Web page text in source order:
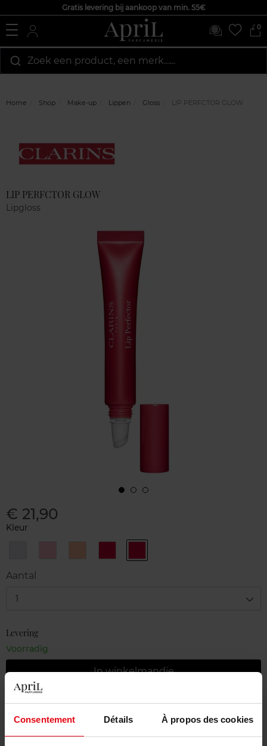
Consentement Détails À propos des cookies
Gratis levering bij aankoop van min. 55€
0
Zoek een product, een merk…...
Home Shop Make-up Lippen Gloss LIP PERFCTOR GLOW
LIP PERFCTOR GLOW
Lipgloss
€ 21,90
Kleur
Glow
Peach Pomegranate
Mulberry
Aantal
1
Levering
Voorradig
In winkelmandje
Gratis levering bij aankoop van min. 55€
Gratis retour in je winkelpunt